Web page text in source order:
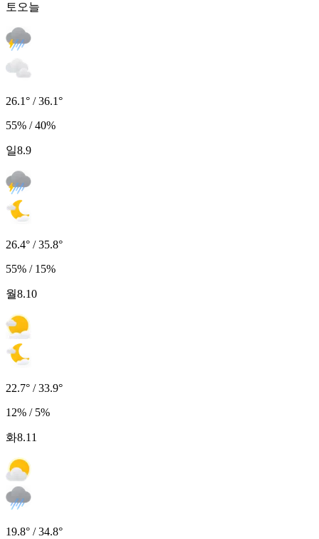
토 오늘
26.1° / 36.1°
55% / 40%
일8.9
26.4° / 35.8°
55% / 15%
월8.10
22.7° / 33.9°
12% / 5%
화8.11
19.8° / 34.8°